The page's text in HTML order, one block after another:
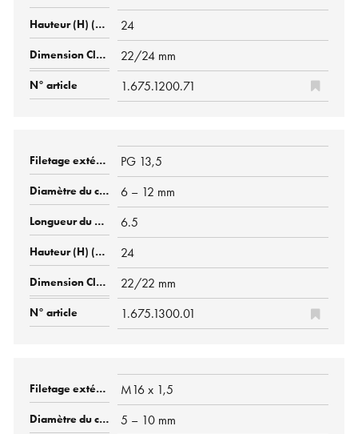
24
22/24 mm
1.675.1200.71
PG 13,5
6 – 12 mm
6.5
24
22/22 mm
1.675.1300.01
M16 x 1,5
5 – 10 mm